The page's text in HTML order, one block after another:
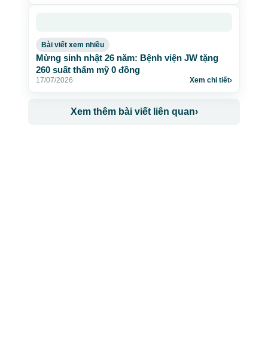
Bài viết xem nhiều
Mừng sinh nhật 26 năm: Bệnh viện JW tặng
260 suất thẩm mỹ 0 đồng
17/07/2026 Xem chi tiết›
Xem thêm bài viết liên quan›